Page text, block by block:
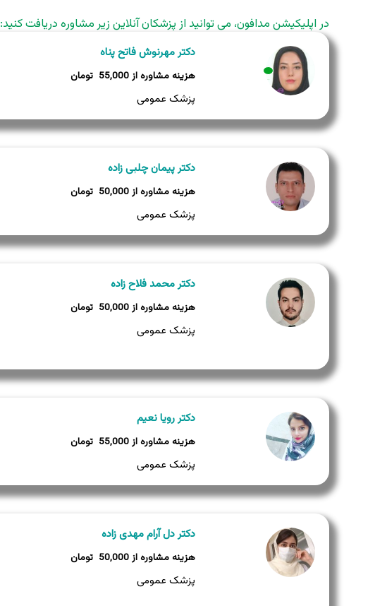
در اپلیکیشن مدافون، می توانید از پزشکان آنلاین زیر مشاوره دریافت کنید:
دکتر مهرنوش فاتح پناه
55,000
پزشک عمومی
دکتر پیمان چلبی زاده
50,000
پزشک عمومی
دکتر محمد فلاح زاده
50,000
پزشک عمومی
دکتر رویا نعیم
55,000
پزشک عمومی
دکتر دل آرام مهدی زاده
50,000
پزشک عمومی